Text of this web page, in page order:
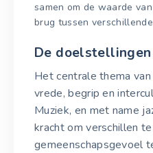
samen om de waarde
brug tussen
De doelstellingen
Het centrale thema van
vrede, begrip en
Muziek, en met name
kracht om verschillen
gemeenschapsgevoel